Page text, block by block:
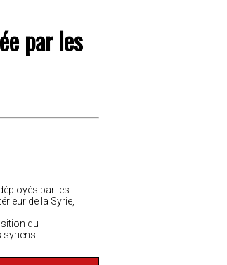
par les
par les
de la Syrie,
du
syriens